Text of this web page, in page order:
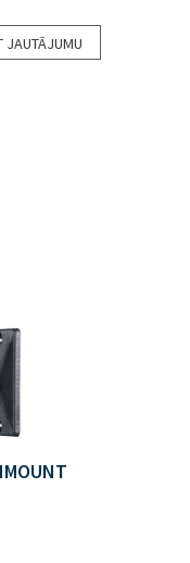
JAUTĀJUMU